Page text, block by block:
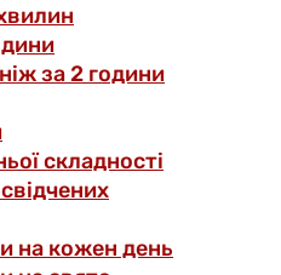
за 2 години
складності
на кожен день